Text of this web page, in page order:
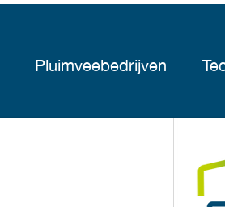
Pluimveebedrijven